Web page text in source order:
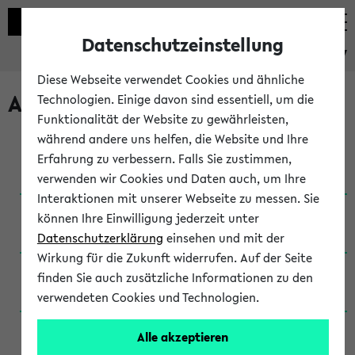
eKVV
Archivierte Studiengänge
Anglistik: British and American Studies / B.A.
(Einschreibung bis WiSe 16/17)
Anglistik: British and American Studies / B.A.
(Einschreibung bis SoSe 2015)
Anglistik: British and American Studies / B.A.
(Einschreibung bis SoSe 2013)
Anglistik: British and American Studies / Ba
(Einschreibung bis SoSe 2011)
Datenschutzeinstellung
Diese Webseite verwendet Cookies und ähnliche
Technologien. Einige davon sind essentiell, um die
Funktionalität der Website zu gewährleisten,
während andere uns helfen, die Website und Ihre
Erfahrung zu verbessern. Falls Sie zustimmen,
verwenden wir Cookies und Daten auch, um Ihre
Interaktionen mit unserer Webseite zu messen. Sie
können Ihre Einwilligung jederzeit unter
Datenschutzerklärung einsehen und mit der
Wirkung für die Zukunft widerrufen. Auf der Seite
finden Sie auch zusätzliche Informationen zu den
verwendeten Cookies und Technologien.
Alle akzeptieren